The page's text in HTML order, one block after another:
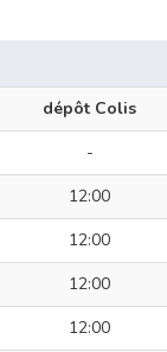
dépôt Colis
-
12:00
12:00
12:00
12:00